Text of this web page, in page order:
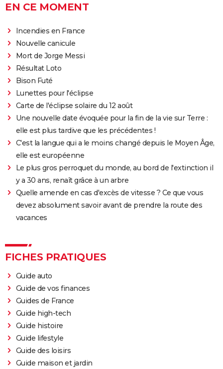
EN CE MOMENT
Incendies en France
Nouvelle canicule
Mort de Jorge Messi
Résultat Loto
Bison Futé
Lunettes pour l'éclipse
Carte de l'éclipse solaire du 12 août
Une nouvelle date évoquée pour la fin de la vie sur Terre :
elle est plus tardive que les précédentes !
C'est la langue qui a le moins changé depuis le Moyen Âge,
elle est européenne
Le plus gros perroquet du monde, au bord de l'extinction il
y a 30 ans, renaît grâce à un arbre
Quelle amende en cas d'excès de vitesse ? Ce que vous
devez absolument savoir avant de prendre la route des
vacances
FICHES PRATIQUES
Guide auto
Guide de vos finances
Guides de France
Guide high-tech
Guide histoire
Guide lifestyle
Guide des loisirs
Guide maison et jardin